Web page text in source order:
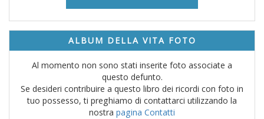
ALBUM DELLA VITA FOTO
Al momento non sono stati inserite foto associate a
questo defunto.
Se desideri contribuire a questo libro dei ricordi con foto in
tuo possesso, ti preghiamo di contattarci utilizzando la
nostra pagina Contatti